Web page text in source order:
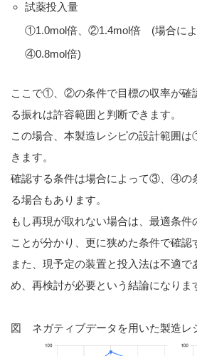
試薬投入量
①1.0mol倍、②1.4mol倍 (場合によ
④0.8mol倍)
ここで①、②の条件で目標の収率が確
る振れは許容範囲と判断できます。
この場合、本製造レシピの設計範囲
きます。
確認する条件は場合によって③、④の
る場合もあります。
もし再現が取れない場合は、最適条件
ことが分かり、更に狭めた条件で確認
また、現予定の装置と投入法は不適で
め、再検討が必要という結論になりま
図 ネガティブデータを用いた製造レ